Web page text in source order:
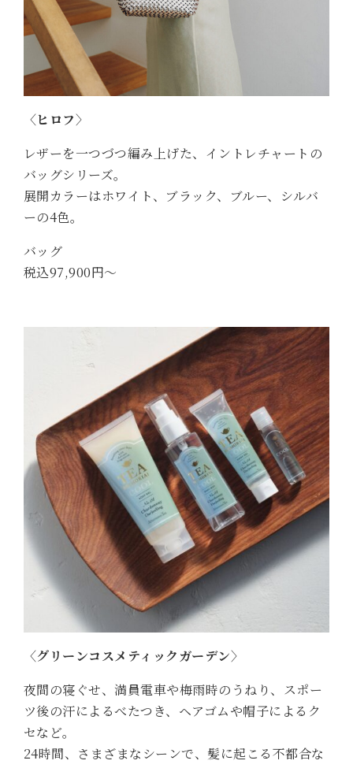
〈ヒロフ〉
レザーを一つづつ編み上げた、イントレチャートの
バッグシリーズ。
展開カラーはホワイト、ブラック、ブルー、シルバ
ーの4色。
バッグ
税込97,900円～
〈グリーンコスメティックガーデン〉
夜間の寝ぐせ、満員電車や梅雨時のうねり、スポー
ツ後の汗によるべたつき、ヘアゴムや帽子によるク
セなど。
24時間、さまざまなシーンで、髪に起こる不都合な